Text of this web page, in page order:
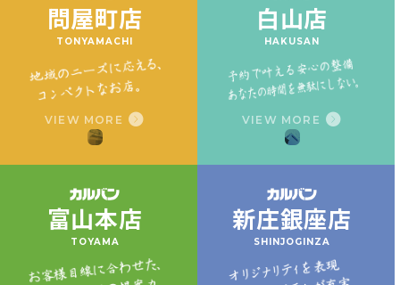
問屋町店
TONYAMACHI
VIEW MORE
白山店
HAKUSAN
VIEW MORE
富山本店
TOYAMA
新庄銀座店
SHINJOGINZA